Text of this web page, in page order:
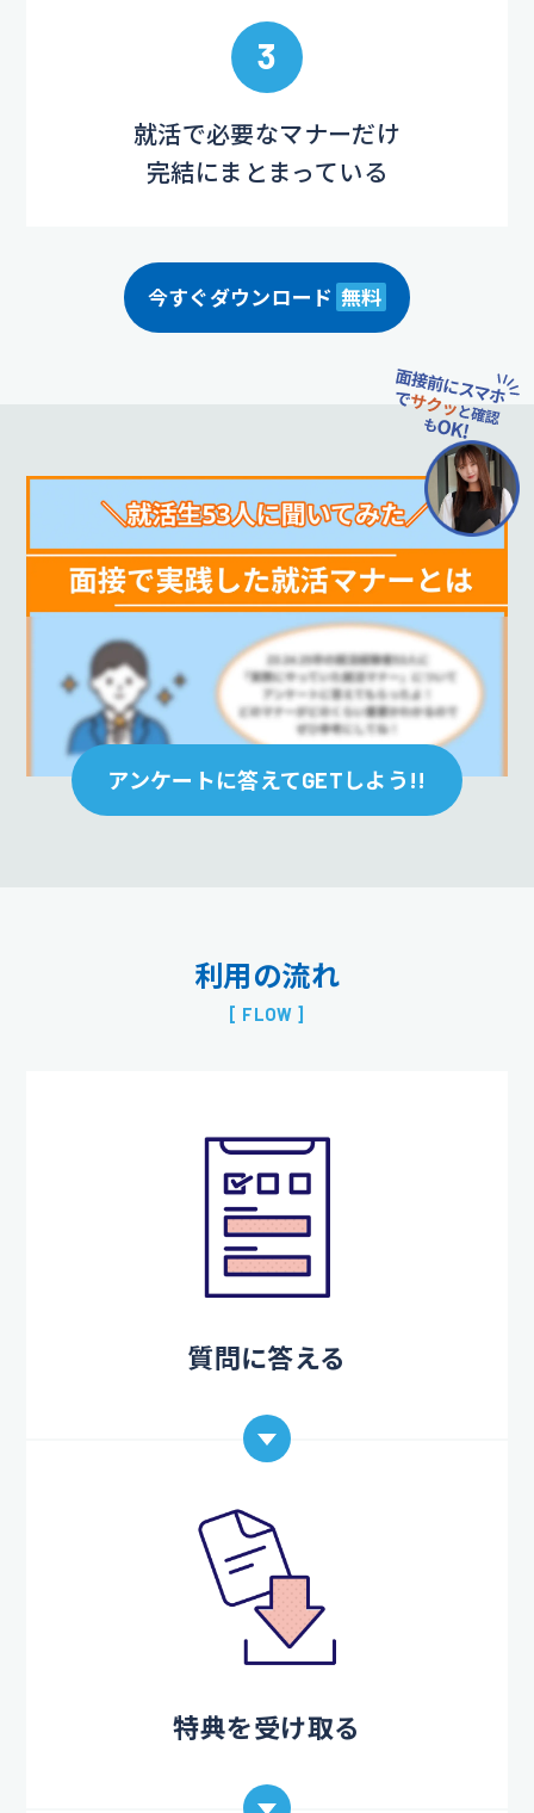
3
就活で必要なマナーだけ
完結にまとまっている
今すぐダウンロード 無料
アンケートに答えてGETしよう!!
利用の流れ
[ FLOW ]
質問に答える
特典を受け取る